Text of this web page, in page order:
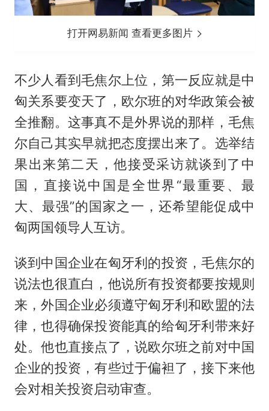
打开网易新闻 查看更多图片
不少人看到毛焦尔上位，第一反应就是中
匈关系要变天了，欧尔班的对华政策会被
全推翻。这事真不是外界说的那样，毛焦
尔自己其实早就把态度摆出来了。选举结
果出来第二天，他接受采访就谈到了中
国，直接说中国是全世界“最重要、最
大、最强”的国家之一，还希望能促成中
匈两国领导人互访。
谈到中国企业在匈牙利的投资，毛焦尔的
说法也很直白，他说所有投资都要按规则
来，外国企业必须遵守匈牙利和欧盟的法
律，也得确保投资能真的给匈牙利带来好
处。他也直接点了，说欧尔班之前对中国
企业的投资，有些过于偏袒了，接下来他
会对相关投资启动审查。